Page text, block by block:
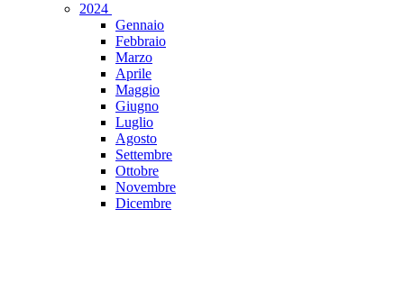
2024
Gennaio
Febbraio
Marzo
Aprile
Maggio
Giugno
Luglio
Agosto
Settembre
Ottobre
Novembre
Dicembre